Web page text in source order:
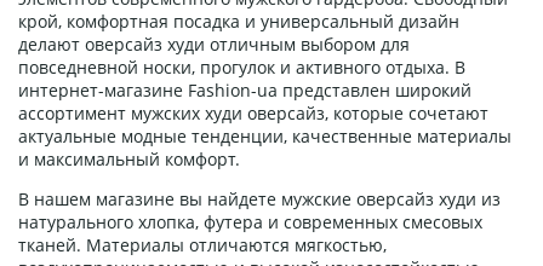
крой, комфортная посадка и универсальный дизайн
делают оверсайз худи отличным выбором для
повседневной носки, прогулок и активного отдыха. В
интернет-магазине Fashion-ua представлен широкий
ассортимент мужских худи оверсайз, которые сочетают
актуальные модные тенденции, качественные материалы
и максимальный комфорт.
В нашем магазине вы найдете мужские оверсайз худи из
натурального хлопка, футера и современных смесовых
тканей. Материалы отличаются мягкостью,